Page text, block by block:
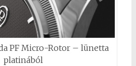
PF Micro-Rotor – lünetta
platinából